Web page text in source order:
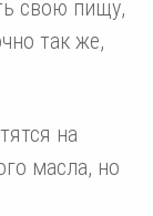
свою пищу,
так же,
на
масла, но